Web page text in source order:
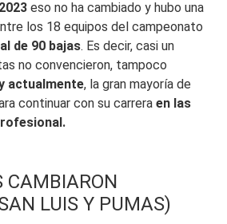
eso no ha cambiado y hubo una
los 18 equipos del campeonato
de 90 bajas. Es decir, casi un
no convencieron, tampoco
actualmente, la gran mayoría de
continuar con su carrera en las
CAMBIARON
LUIS Y PUMAS)